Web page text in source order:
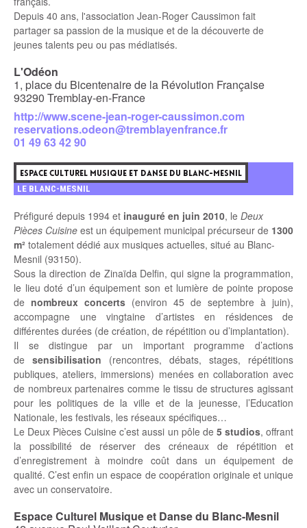
Depuis 40 ans, l'association Jean-Roger Caussimon fait
partager sa passion de la musique et de la découverte de
jeunes talents peu ou pas médiatisés.
L'Odéon
1, place du Bicentenaire de la Révolution Française
93290 Tremblay-en-France
http://www.scene-jean-roger-caussimon.com
reservations.odeon@tremblayenfrance.fr
01 49 63 42 90
ESPACE CULTUREL MUSIQUE ET DANSE DU BLANC-MESNIL
LE BLANC-MESNIL
Préfiguré depuis 1994 et inauguré en juin 2010, le Deux
Pièces Cuisine est un équipement municipal précurseur de 1300
m² totalement dédié aux musiques actuelles, situé au Blanc-
Mesnil (93150).
Sous la direction de Zinaïda Delfin, qui signe la programmation,
le lieu doté d’un équipement son et lumière de pointe propose
de nombreux concerts (environ 45 de septembre à juin),
accompagne une vingtaine d’artistes en résidences de
différentes durées (de création, de répétition ou d’implantation).
Il se distingue par un important programme d’actions
de sensibilisation (rencontres, débats, stages, répétitions
publiques, ateliers, immersions) menées en collaboration avec
de nombreux partenaires comme le tissu de structures agissant
pour les politiques de la ville et de la jeunesse, l’Education
Nationale, les festivals, les réseaux spécifiques…
Le Deux Pièces Cuisine c’est aussi un pôle de 5 studios, offrant
la possibilité de réserver des créneaux de répétition et
d’enregistrement à moindre coût dans un équipement de
qualité. C’est enfin un espace de coopération originale et unique
avec un conservatoire.
Espace Culturel Musique et Danse du Blanc-Mesnil